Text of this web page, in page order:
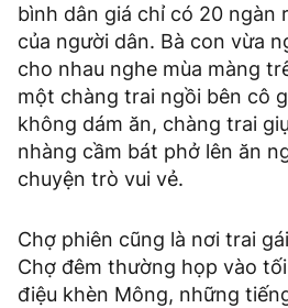
bình dân giá chỉ có 20 ngàn
của người dân. Bà con vừa
cho nhau nghe mùa màng
một chàng trai ngồi bên cô
không dám ăn, chàng trai
nhàng cầm bát phở lên ăn
chuyện trò vui vẻ.
Chợ phiên cũng là nơi trai
Chợ đêm thường họp vào
điệu khèn Mông, những